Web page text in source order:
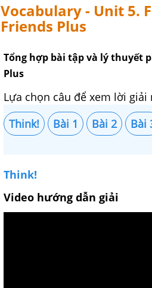
Vocabulary - Unit 5.
Friends Plus
Tổng hợp bài tập và lý thuyết
Plus
Lựa chọn câu để xem lời giải
Think!
Bài 1 Bài 2 Bài
Think!
Video hướng dẫn giải